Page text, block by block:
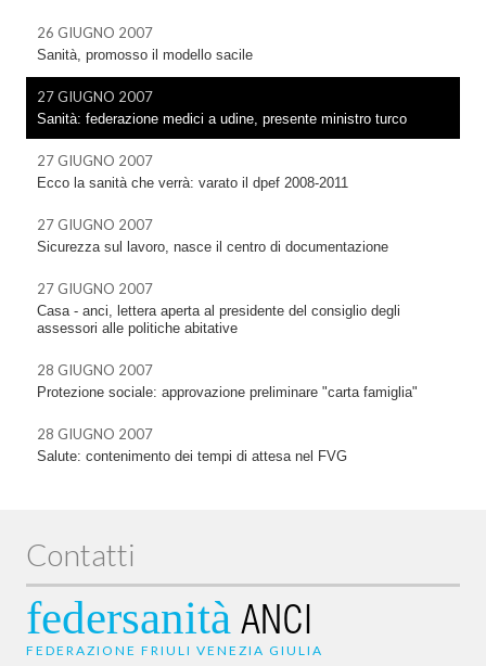
26 GIUGNO 2007
Sanità, promosso il modello sacile
27 GIUGNO 2007
Sanità: federazione medici a udine, presente ministro turco
27 GIUGNO 2007
Ecco la sanità che verrà: varato il dpef 2008-2011
27 GIUGNO 2007
Sicurezza sul lavoro, nasce il centro di documentazione
27 GIUGNO 2007
Casa - anci, lettera aperta al presidente del consiglio degli
assessori alle politiche abitative
28 GIUGNO 2007
Protezione sociale: approvazione preliminare "carta famiglia"
28 GIUGNO 2007
Salute: contenimento dei tempi di attesa nel FVG
Contatti
federsanità ANCI
FEDERAZIONE FRIULI VENEZIA GIULIA